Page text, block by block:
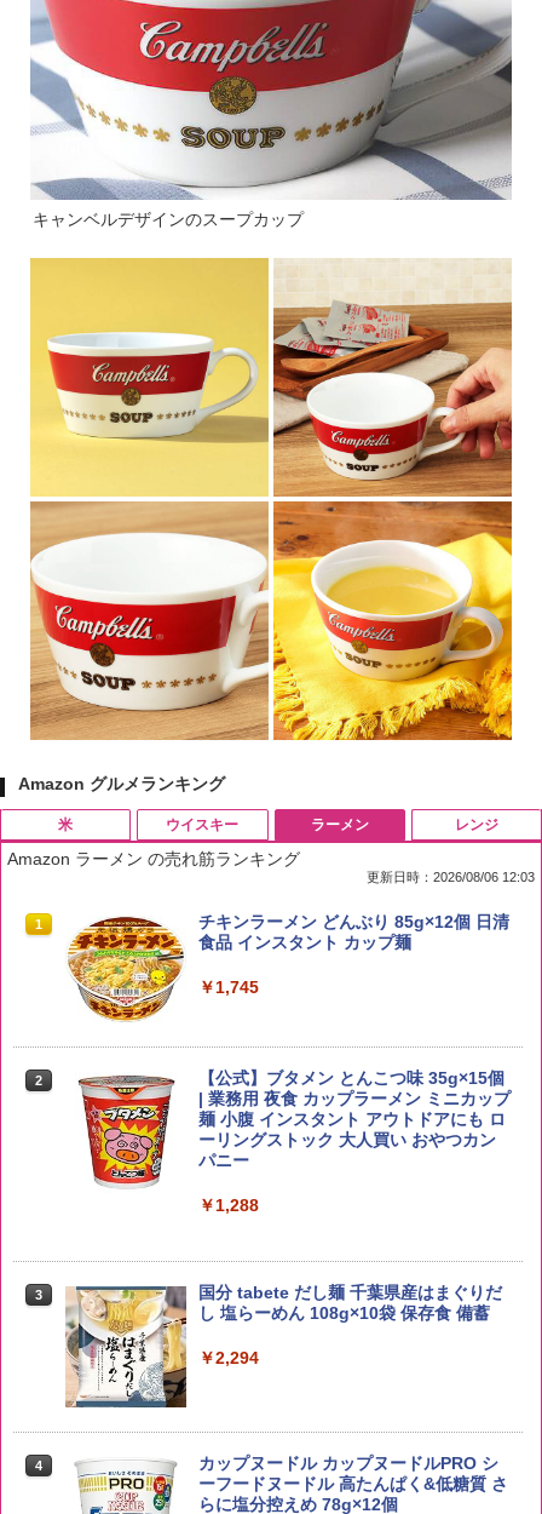
キャンベルデザインのスープカップ
Amazon グルメランキング
米
1 by Amazon 国産ブレンド米 精米 5kg
2
野沢農産 無洗米 青い流るる コシヒカリ
5kg 長野県産 令和7年産
￥3,325
3
by Amazon あきたこまちブレンド 無洗
米 5kg
4
【在庫処分価格】ももたろう印 無洗米 5
kg 業務用 お米マイスターブレンド
￥2,680
ウイスキー
1
ブラックニッカ ニッカ Nikka ウィスキ
ー4000ml ブラックニッカクリア ウヰス
お得 4リットル
角瓶 2700ml サントリー ウイスキー ハ
イボール 大容量
3
サントリー シングルモルト ウイスキー
白州 Story of the Distillery 2026 化粧箱
入 700ml
￥20,000
4
角ハイボール 350ml×24本 サントリー ウ
イスキー ハイボール 缶
ラーメン
Amazon ラーメン の売れ筋ランキング
更新日時：2026/08/06 12:03
1
チキンラーメン どんぶり 85g×12個 日清
食品 インスタント カップ麺
￥1,745
2
【公式】ブタメン とんこつ味 35g×15個
| 業務用 夜食 カップラーメン ミニカップ
麺 小腹 インスタント アウトドアにも ロ
ーリングストック 大人買い おやつカン
パニー
￥1,288
3
国分 tabete だし麺 千葉県産はまぐりだ
し 塩らーめん 108g×10袋 保存食 備蓄
￥2,294
4
カップヌードル カップヌードルPRO シ
ーフードヌードル 高たんぱく&低糖質 さ
らに塩分控えめ 78g×12個
レンジ